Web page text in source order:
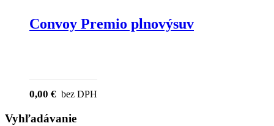
Convoy Premio plnovýsuv
0,00 € bez DPH
Vyhľadávanie